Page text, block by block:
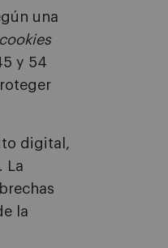
una
cookies
y 54
digital,
La
la